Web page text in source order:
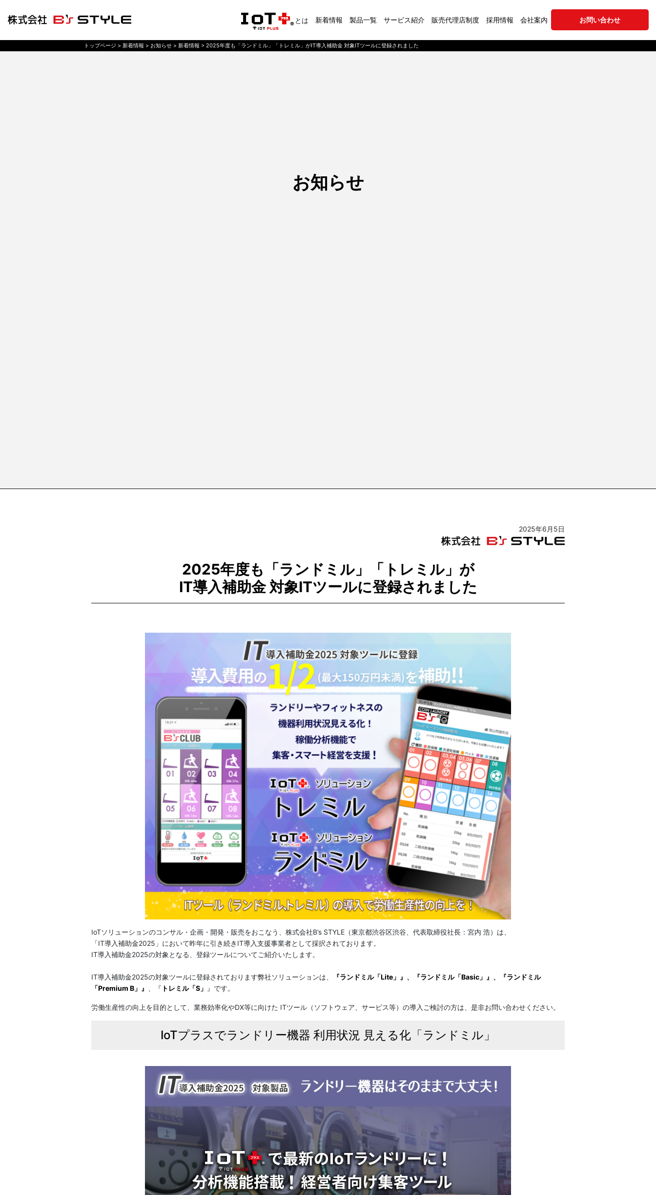
とは 新着情報 製品一覧 サービス紹介 販売代理店制度 採用情報 会社案内 お問い合わせ
トップページ > 新着情報 > お知らせ > 新着情報 > 2025年度も「ランドミル」「トレミル」がIT導入補助金 対象ITツールに登録されました
お知らせ
2025年6月5日
2025年度も「ランドミル」「トレミル」が
IT導入補助金 対象ITツールに登録されました
IoTソリューションのコンサル・企画・開発・販売をおこなう、株式会社B’s STYLE（東京都渋谷区渋谷、代表取締役社長：宮内 浩）は、
「IT導入補助金2025」において昨年に引き続きIT導入支援事業者として採択されております。
IT導入補助金2025の対象となる、登録ツールについてご紹介いたします。
IT導入補助金2025の対象ツールに登録されております弊社ソリューションは、 『ランドミル「Lite」 』、『ランドミル「Basic」 』、『ランドミル
「Premium B」 』 、『 トレミル「S」 』です。
労働生産性の向上を目的として、業務効率化やDX等に向けた ITツール（ソフトウェア、サービス等）の導入ご検討の方は、是非お問い合わせください。
IoTプラスでランドリー機器 利用状況 見える化「ランドミル」